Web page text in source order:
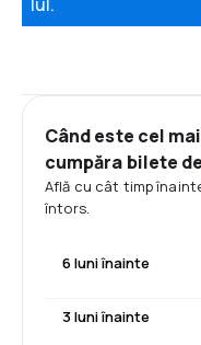
Când este cel
cumpăra bilete
Află cu cât timp
întors.
6 luni înainte
3 luni înainte